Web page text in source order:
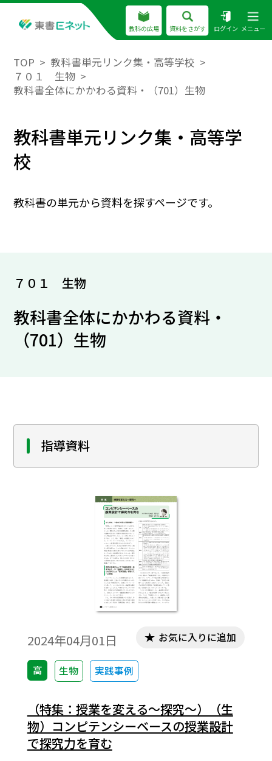
教科の広場 資料をさがす ログイン メニュー
TOP
教科書単元リンク集・高等学校
７０１ 生物
教科書全体にかかわる資料・（701）生物
教科書単元リンク集・高等学
校
教科書の単元から資料を探すページです。
７０１ 生物
教科書全体にかかわる資料・
（701）生物
指導資料
2024年04月01日
高 生物 実践事例
お気に入りに追加
（特集：授業を変える〜探究～）（生
物）コンピテンシーベースの授業設計
で探究力を育む